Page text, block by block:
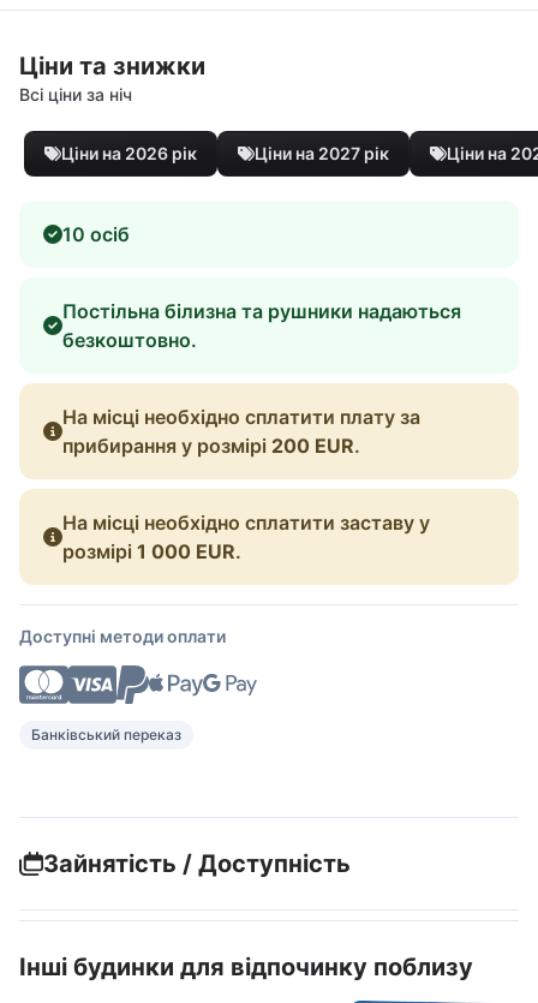
Ціни та знижки
Всі ціни за ніч
Ціни на 2026 рік Ціни на 2027 рік Ціни на
10 осіб
Постільна білизна та рушники надаються
безкоштовно.
На місці необхідно сплатити плату за
прибирання у розмірі 200 EUR.
На місці необхідно сплатити заставу у
розмірі 1 000 EUR.
Доступні методи оплати
Банківський переказ
Зайнятість / Доступність
Інші будинки для відпочинку поблизу